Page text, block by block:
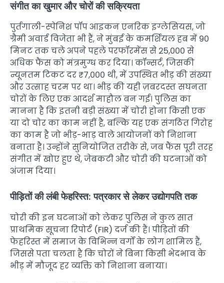
संगीत का खुमार और चोरों की सक्रियता
पुर्तगाली-स्पेनिश पॉप आइकन एनरिक इग्लेसियस, जो
ग्रैमी अवार्ड विजेता भी हैं, ने मुंबई के कमर्शियल हब में 90
मिनट तक चले अपने पहले परफॉरमेंस से 25,000 से
अधिक फैंस को मंत्रमुग्ध कर दिया। कॉन्सर्ट, जिसकी
न्यूनतम टिकट दर ₹7,000 थी, में उपस्थित भीड़ की संख्या
और उत्साह चरम पर था। भीड़ की यही ज़बरदस्त सघनता
चोरों के लिए एक आदर्श माहौल बन गई। पुलिस का
मानना है कि इतनी बड़ी संख्या में चोरी होना किसी एक
या दो चोर का काम नहीं है, बल्कि यह एक संगठित गिरोह
का काम है जो भीड़-भाड़ वाले आयोजनों को निशाना
बनाता है। उन्होंने सुनियोजित तरीके से, जब फैंस पूरी तरह
संगीत में खोए हुए थे, जेबकटी और चोरी की घटनाओं को
अंजाम दिया।
पीड़ितों की लंबी फेहरिस्त: पत्रकार से लेकर उद्योगपति तक
चोरी की इन घटनाओं को लेकर पुलिस ने कुल सात
प्राथमिक सूचना रिपोर्ट (FIR) दर्ज की हैं। पीड़ितों की
फेहरिस्त में समाज के विभिन्न वर्गों के लोग शामिल हैं,
जिससे पता चलता है कि चोरों ने बिना किसी भेदभाव के
भीड़ में मौजूद हर व्यक्ति को निशाना बनाया।